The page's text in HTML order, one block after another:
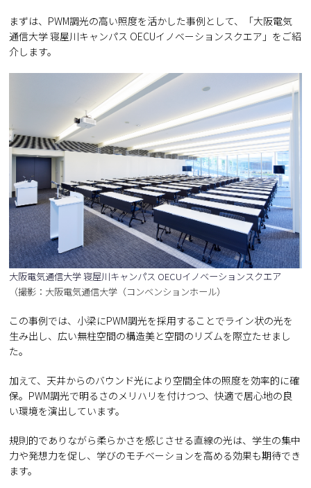
まずは、PWM調光の高い照度を活かした事例として、「大阪電気
通信大学 寝屋川キャンパス OECUイノベーションスクエア」をご紹
介します。
大阪電気通信大学 寝屋川キャンパス OECUイノベーションスクエア
（撮影：大阪電気通信大学（コンベンションホール）
この事例では、小梁にPWM調光を採用することでライン状の光を
生み出し、広い無柱空間の構造美と空間のリズムを際立たせまし
た。
加えて、天井からのバウンド光により空間全体の照度を効率的に確
保。PWM調光で明るさのメリハリを付けつつ、快適で居心地の良
い環境を演出しています。
規則的でありながら柔らかさを感じさせる直線の光は、学生の集中
力や発想力を促し、学びのモチベーションを高める効果も期待でき
ます。